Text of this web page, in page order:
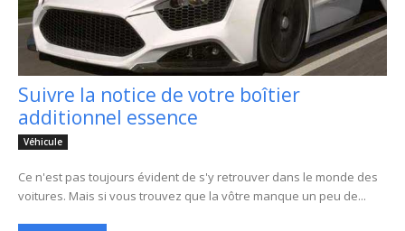
Suivre la notice de votre boîtier
additionnel essence
Véhicule
Ce n'est pas toujours évident de s'y retrouver dans le monde des
voitures. Mais si vous trouvez que la vôtre manque un peu de...